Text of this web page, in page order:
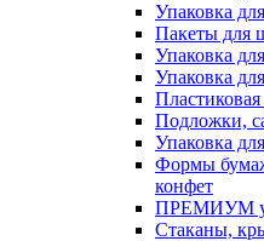
Упаковка
Пакеты для
Упаковка
Упаковка
Пластиковая
Подложки,
Упаковка
Формы
конфет
ПРЕМИУМ
Стаканы,